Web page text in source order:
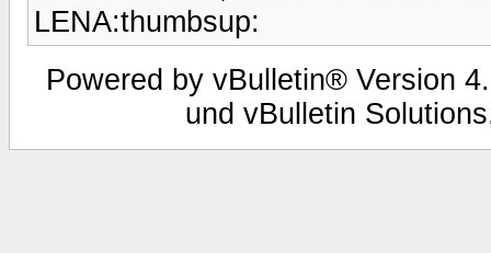
LENA:thumbsup:
Powered by vBulletin® Version
und vBulletin